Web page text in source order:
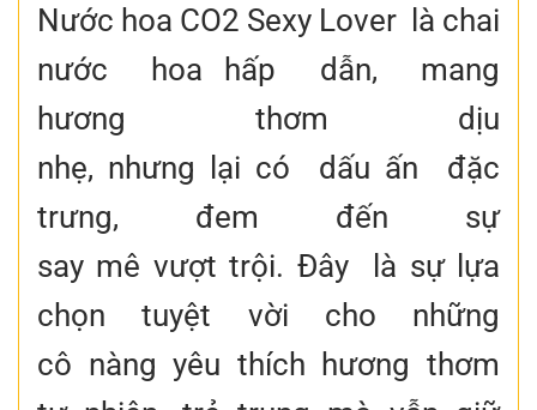
Nước hoa CO2 Sexy Lover là chai
nước hoa hấp dẫn, mang
hương thơm dịu
nhẹ, nhưng lại có dấu ấn đặc
trưng, đem đến sự
say mê vượt trội. Đây là sự lựa
chọn tuyệt vời cho những
cô nàng yêu thích hương thơm